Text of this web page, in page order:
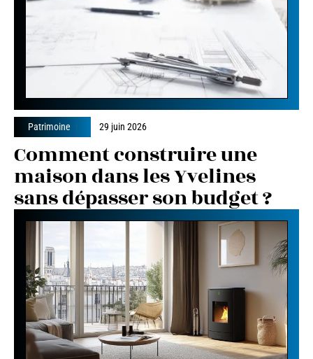
Patrimoine 29 juin 2026
Comment construire une
maison dans les Yvelines
sans dépasser son budget ?